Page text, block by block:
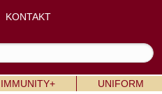
KONTAKT
IMMUNITY+ UNIFORM